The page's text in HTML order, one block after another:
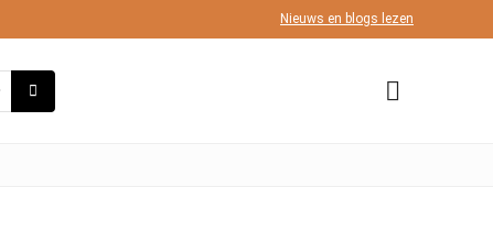
Nieuws en blogs lezen